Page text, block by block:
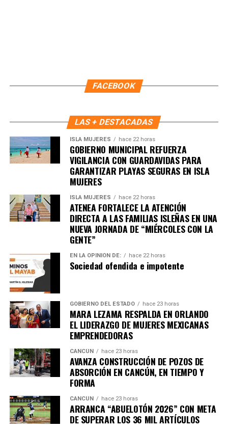
El evento contó con la presencia de la coordinadora de
Personas Adultas Mayores, Karla Valeria de la Torre
entregaron reconocimientos a todas las personas
participantes, reafirmando el compromiso del DIF Benito
Juárez de seguir promoviendo programas que construyan
comunidades más solidarias y cuidadoras.
Fuente: 5to Poder Agencia de Noticias
FACEBOOK
LAS + DESTACADAS
ISLA MUJERES hace 22 horas
GOBIERNO MUNICIPAL REFUERZA
VIGILANCIA CON GUARDAVIDAS PARA
GARANTIZAR PLAYAS SEGURAS EN ISLA
MUJERES
ISLA MUJERES hace 22 horas
ATENEA FORTALECE LA ATENCIÓN
DIRECTA A LAS FAMILIAS ISLEÑAS EN UNA
NUEVA JORNADA DE “MIÉRCOLES CON LA
GENTE”
EN LA OPINIÓN DE: hace 22 horas
Sociedad ofendida e impotente
GOBIERNO DEL ESTADO hace 23 horas
MARA LEZAMA RESPALDA EN ORLANDO
EL LIDERAZGO DE MUJERES MEXICANAS
EMPRENDEDORAS
CANCÚN hace 23 horas
AVANZA CONSTRUCCIÓN DE POZOS DE
ABSORCIÓN EN CANCÚN, EN TIEMPO Y
FORMA
CANCÚN hace 23 horas
ARRANCA “ABUELOTÓN 2026” CON META
DE SUPERAR LOS 36 MIL ARTÍCULOS